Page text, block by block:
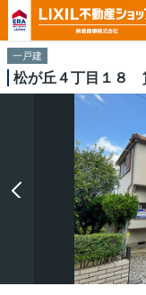
一戸建
松が丘４丁目１８